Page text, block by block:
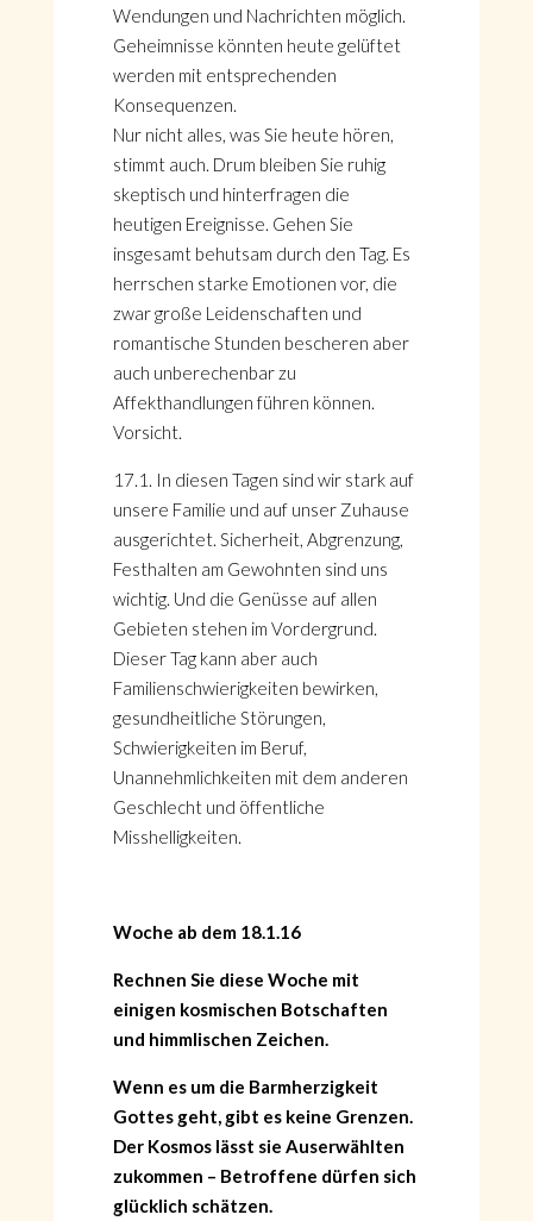
Wendungen und Nachrichten möglich.
Geheimnisse könnten heute gelüftet
werden mit entsprechenden
Konsequenzen.
Nur nicht alles, was Sie heute hören,
stimmt auch. Drum bleiben Sie ruhig
skeptisch und hinterfragen die
heutigen Ereignisse. Gehen Sie
insgesamt behutsam durch den Tag. Es
herrschen starke Emotionen vor, die
zwar große Leidenschaften und
romantische Stunden bescheren aber
auch unberechenbar zu
Affekthandlungen führen können.
Vorsicht.
17.1. In diesen Tagen sind wir stark auf
unsere Familie und auf unser Zuhause
ausgerichtet. Sicherheit, Abgrenzung,
Festhalten am Gewohnten sind uns
wichtig. Und die Genüsse auf allen
Gebieten stehen im Vordergrund.
Dieser Tag kann aber auch
Familienschwierigkeiten bewirken,
gesundheitliche Störungen,
Schwierigkeiten im Beruf,
Unannehmlichkeiten mit dem anderen
Geschlecht und öffentliche
Misshelligkeiten.
Woche ab dem 18.1.16
Rechnen Sie diese Woche mit
einigen kosmischen Botschaften
und himmlischen Zeichen.
Wenn es um die Barmherzigkeit
Gottes geht, gibt es keine Grenzen.
Der Kosmos lässt sie Auserwählten
zukommen – Betroffene dürfen sich
glücklich schätzen.